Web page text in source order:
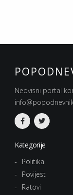
Neovisni portal
Kategorije
Politika
Povijest
Ratovi